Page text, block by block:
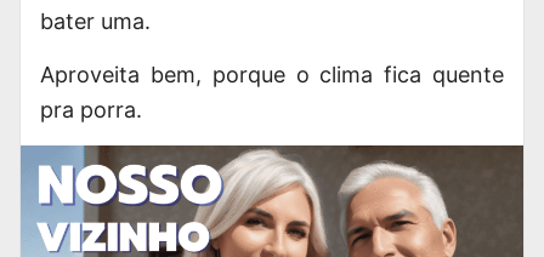
bater uma.
Aproveita bem, porque o clima fica quente
pra porra.